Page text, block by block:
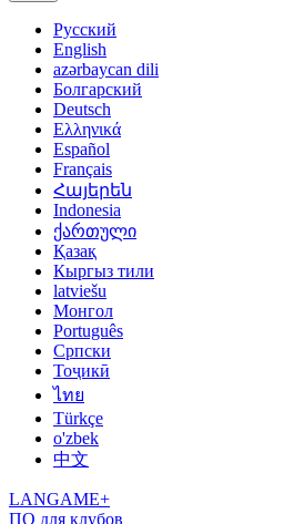
Русский
English
azərbaycan dili
Болгарский
Deutsch
Ελληνικά
Español
Français
Հայերեն
Indonesia
ქართული
Қазақ
Кыргыз тили
latviešu
Монгол
Português
Српски
Тоҷикӣ
ไทย
Türkçe
o'zbek
中文
LANGAME+
ПО для клубов